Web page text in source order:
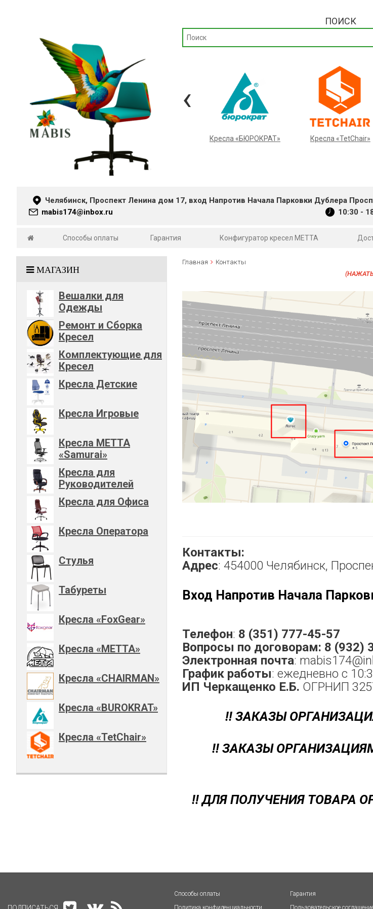
ПОИСК
Кресла «БЮРОКРАТ» Кресла «TetChair»
‹
Челябинск, Проспект Ленина дом 17, вход Напротив Начала Парковки Дублера
mabis174@inbox.ru
10:30 -
Способы оплаты Гарантия Конфигуратор кресел МЕТТА
МАГАЗИН
Вешалки для
Одежды
Ремонт и Сборка
Кресел
Комплектующие для
Кресел
Кресла Детские
Кресла Игровые
Кресла METTA
«Samurai»
Кресла для
Руководителей
Кресла для Офиса
Кресла Оператора
Стулья
Табуреты
Кресла «FoxGear»
Кресла «METTA»
Кресла «CHAIRMAN»
Кресла «BUROKRAT»
Кресла «TetChair»
Главная
Контакты
Контакты:
Адрес: 454000 Челябинск,
Вход Напротив Начала
Телефон: 8 (351) 777-45-57
Вопросы по договорам: 8 (932)
Электронная почта:
График работы: ежедневно с
ИП Черкащенко Е.Б. ОГРНИП
!! ЗАКАЗЫ
!! ЗАКАЗЫ
!! ДЛЯ ПОЛУЧЕНИЯ ТОВАРА
Способы оплаты Гарантия